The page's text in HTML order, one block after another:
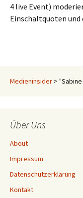
4 live Event)
Einschaltquoten und
Medieninsider >
Über Uns
About
Impressum
Datenschutzerklärung
Kontakt